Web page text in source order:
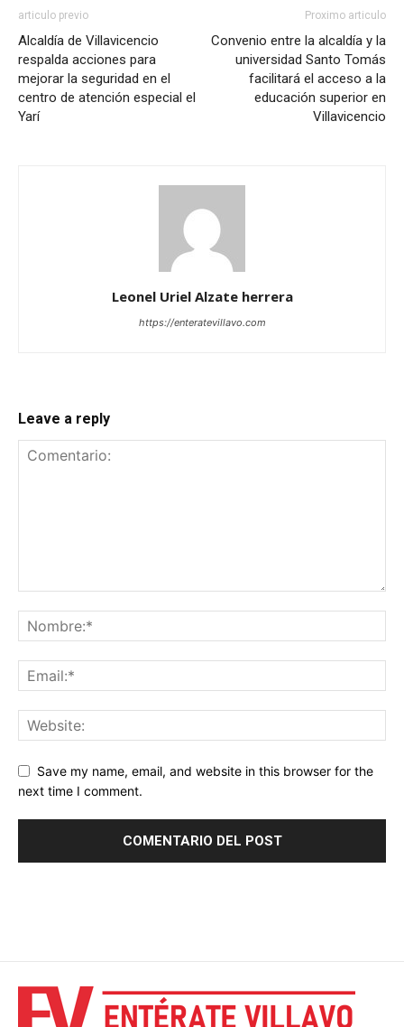
articulo previo
Alcaldía de Villavicencio
respalda acciones para
mejorar la seguridad en el
centro de atención especial el
Yarí
Proximo articulo
Convenio entre la alcaldía y la
universidad Santo Tomás
facilitará el acceso a la
educación superior en
Villavicencio
Leonel Uriel Alzate herrera
https://enteratevillavo.com
Leave a reply
Save my name, email, and website in this browser for the
next time I comment.